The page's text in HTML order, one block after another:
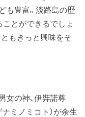
も豊富。淡路島の歴
ことができるでしょ
もきっと興味をそ
女の神、伊弉諾尊
ナミノミコト）が余生